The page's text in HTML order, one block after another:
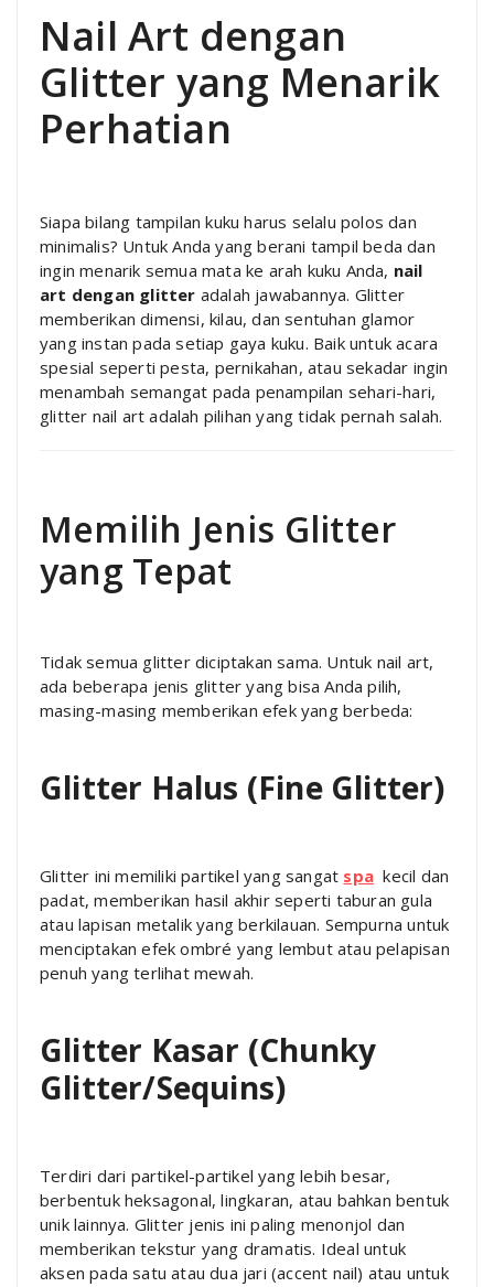
Nail Art dengan
Glitter yang Menarik
Perhatian
Siapa bilang tampilan kuku harus selalu polos dan
minimalis? Untuk Anda yang berani tampil beda dan
ingin menarik semua mata ke arah kuku Anda, nail
art dengan glitter adalah jawabannya. Glitter
memberikan dimensi, kilau, dan sentuhan glamor
yang instan pada setiap gaya kuku. Baik untuk acara
spesial seperti pesta, pernikahan, atau sekadar ingin
menambah semangat pada penampilan sehari-hari,
glitter nail art adalah pilihan yang tidak pernah salah.
Memilih Jenis Glitter
yang Tepat
Tidak semua glitter diciptakan sama. Untuk nail art,
ada beberapa jenis glitter yang bisa Anda pilih,
masing-masing memberikan efek yang berbeda:
Glitter Halus (Fine Glitter)
Glitter ini memiliki partikel yang sangat spa kecil dan
padat, memberikan hasil akhir seperti taburan gula
atau lapisan metalik yang berkilauan. Sempurna untuk
menciptakan efek ombré yang lembut atau pelapisan
penuh yang terlihat mewah.
Glitter Kasar (Chunky
Glitter/Sequins)
Terdiri dari partikel-partikel yang lebih besar,
berbentuk heksagonal, lingkaran, atau bahkan bentuk
unik lainnya. Glitter jenis ini paling menonjol dan
memberikan tekstur yang dramatis. Ideal untuk
aksen pada satu atau dua jari (accent nail) atau untuk